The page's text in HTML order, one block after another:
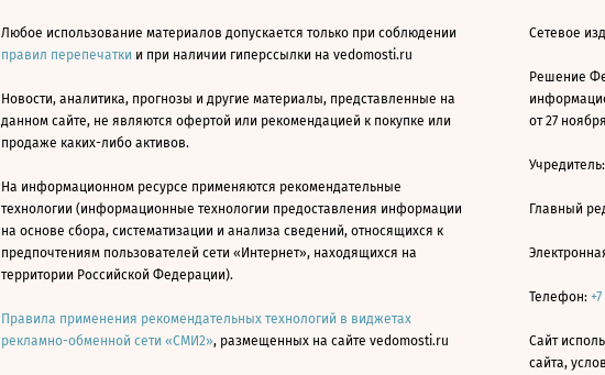
Любое использование материалов допускается только при соблюдении
правил перепечатки и при наличии гиперссылки на vedomosti.ru
Новости, аналитика, прогнозы и другие материалы, представленные на
данном сайте, не являются офертой или рекомендацией к покупке или
продаже каких-либо активов.
На информационном ресурсе применяются рекомендательные
технологии (информационные технологии предоставления информации
на основе сбора, систематизации и анализа сведений, относящихся к
предпочтениям пользователей сети «Интернет», находящихся на
территории Российской Федерации).
Правила применения рекомендательных технологий в виджетах
рекламно-обменной сети «СМИ2», размещенных на сайте vedomosti.ru
Сетевое
Решение
от 27
Главный
Телефон:
Сайт
сайта,